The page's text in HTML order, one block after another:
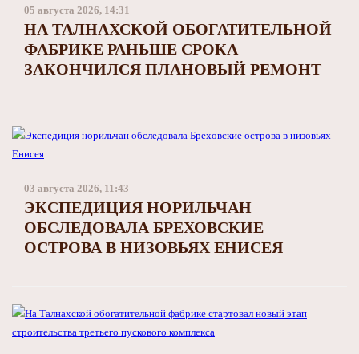
05 августа 2026, 14:31
НА ТАЛНАХСКОЙ ОБОГАТИТЕЛЬНОЙ
ФАБРИКЕ РАНЬШЕ СРОКА
ЗАКОНЧИЛСЯ ПЛАНОВЫЙ РЕМОНТ
03 августа 2026, 11:43
ЭКСПЕДИЦИЯ НОРИЛЬЧАН
ОБСЛЕДОВАЛА БРЕХОВСКИЕ
ОСТРОВА В НИЗОВЬЯХ ЕНИСЕЯ